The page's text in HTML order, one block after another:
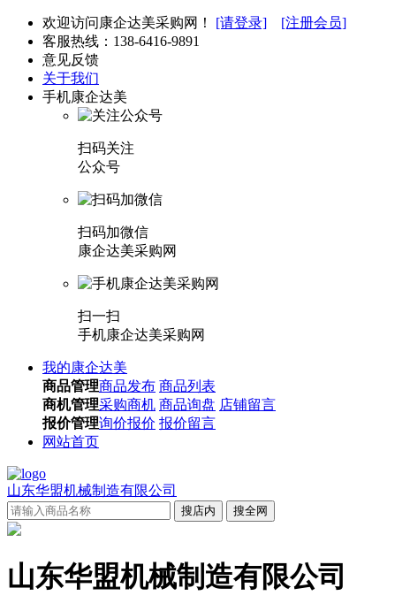
欢迎访问康企达美采购网！ [请登录]
[注册会员]
客服热线： 138-6416-9891
意见反馈
关于我们
手机康企达美
扫码关注
公众号
扫码加微信
康企达美采购网
扫一扫
手机康企达美采购网
我的康企达美
商品管理商品发布 商品列表
商机管理采购商机 商品询盘 店铺留言
报价管理询价报价 报价留言
网站首页
山东华盟机械制造有限公司
搜店内 搜全网
山东华盟机械制造有限公司